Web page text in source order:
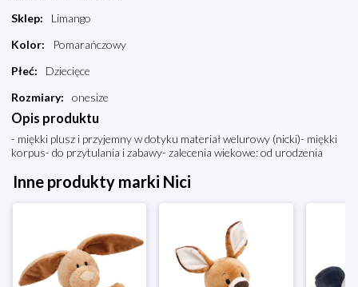
Sklep:
Limango
Kolor:
Pomarańczowy
Płeć:
Dziecięce
Rozmiary: onesize
Opis produktu
- miękki plusz i przyjemny w dotyku materiał welurowy (nicki)- miękki
korpus- do przytulania i zabawy- zalecenia wiekowe: od urodzenia
Inne produkty marki Nici